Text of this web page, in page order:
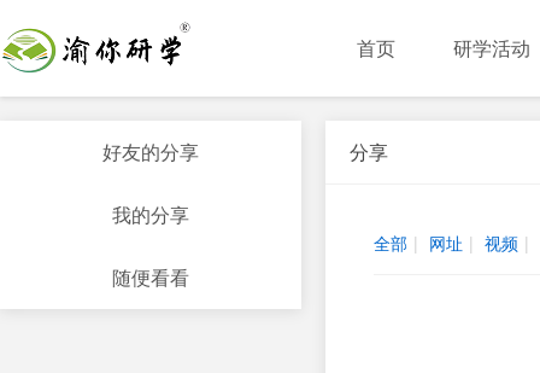
首页 研学活动
好友的分享
我的分享
随便看看
分享
全部 | 网址 | 视频 |